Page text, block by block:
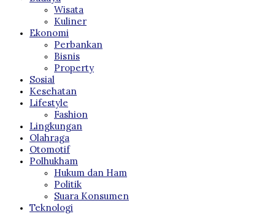
Wisata
Kuliner
Ekonomi
Perbankan
Bisnis
Property
Sosial
Kesehatan
Lifestyle
Fashion
Lingkungan
Olahraga
Otomotif
Polhukham
Hukum dan Ham
Politik
Suara Konsumen
Teknologi